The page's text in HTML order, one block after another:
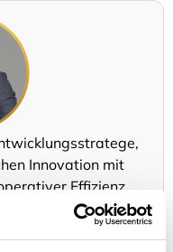
Innovation mit
Effizienz
die Richtung der
- Kliniken für